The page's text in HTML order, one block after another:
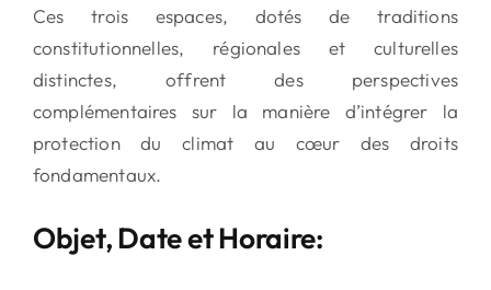
Ces trois espaces, dotés de traditions
constitutionnelles, régionales et culturelles
distinctes, offrent des perspectives
complémentaires sur la manière d’intégrer la
protection du climat au cœur des droits
fondamentaux.
Objet, Date et Horaire: